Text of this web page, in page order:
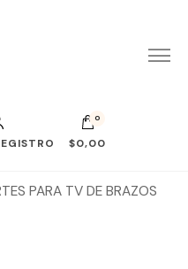
0
$0,00
PARA TV DE BRAZOS